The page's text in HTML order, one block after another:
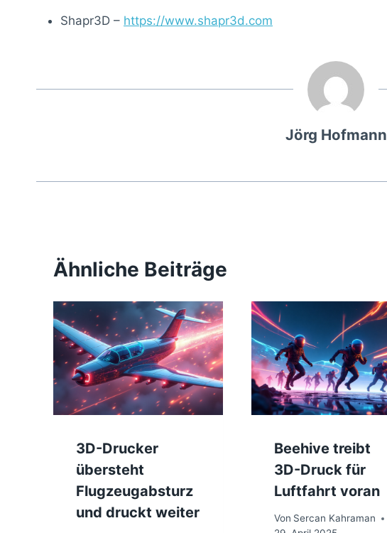
Shapr3D – https://www.shapr3d.com
Jörg Hofmann
Ähnliche Beiträge
3D-Drucker
übersteht
Flugzeugabsturz
und druckt weiter
Beehive treibt
3D-Druck für
Luftfahrt voran
Von Sercan Kahraman